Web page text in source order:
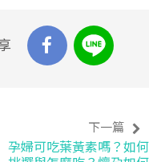
下一篇
孕婦可吃葉黃素嗎？如何